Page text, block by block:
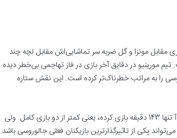
مقابل ‏مونزا و گل ضربه سر تماشایی‌اش مقابل لچه چند
مورینیو در دقایق آخر بازی در فاز ‏تهاجمی بی‌خطر دیده
را به مراتب خطرناک‌تر کرده است. این نقش ستاره
سردار تا امروز هرگز برای رم به عنوان بازیکن فیکس به میدان نرفته و در سری آ تنها 143 ‏دقیقه بازی کرده، یعنی کمتر از دو بازی کامل. ولی
یکی از تاثیرگذارترین بازیکنان فعلی ‏جالوروسی باشد.